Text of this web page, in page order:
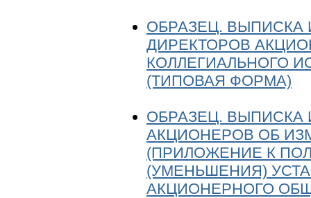
ОБРАЗЕЦ. ВЫПИСКА
ДИРЕКТОРОВ
КОЛЛЕГИАЛЬНОГО
(ТИПОВАЯ ФОРМА)
ОБРАЗЕЦ. ВЫПИСКА
АКЦИОНЕРОВ ОБ
(ПРИЛОЖЕНИЕ К
(УМЕНЬШЕНИЯ)
АКЦИОНЕРНОГО